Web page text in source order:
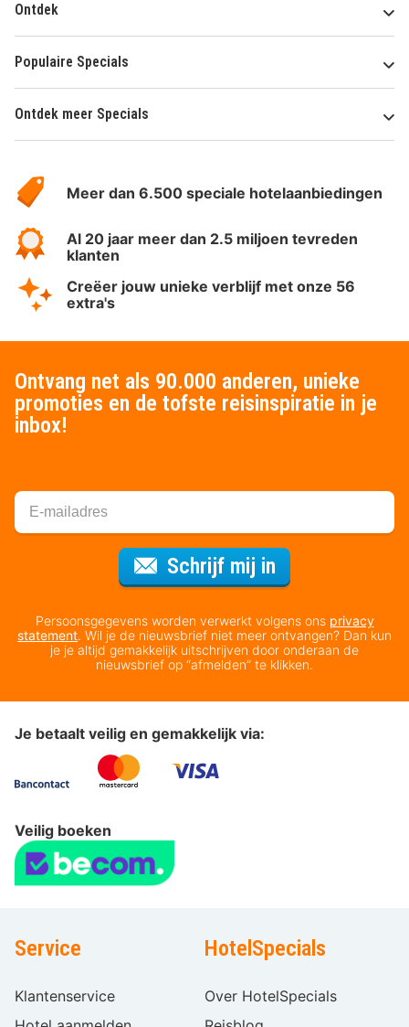
Ontdek
Populaire Specials
Ontdek meer Specials
HotelSpecials
Meer dan 6.500 speciale hotelaanbiedingen
Al 20 jaar meer dan 2.5 miljoen tevreden
klanten
Creëer jouw unieke verblijf met onze 56
extra's
Ontvang net als 90.000 anderen, unieke
promoties en de tofste reisinspiratie in je
inbox!
Schrijf mij in
Persoonsgegevens worden verwerkt volgens ons privacy
statement. Wil je de nieuwsbrief niet meer ontvangen? Dan kun
je je altijd gemakkelijk uitschrijven door onderaan de
nieuwsbrief op “afmelden” te klikken.
Je betaalt veilig en gemakkelijk via:
Veilig boeken
Service
Klantenservice
HotelSpecials
Over HotelSpecials